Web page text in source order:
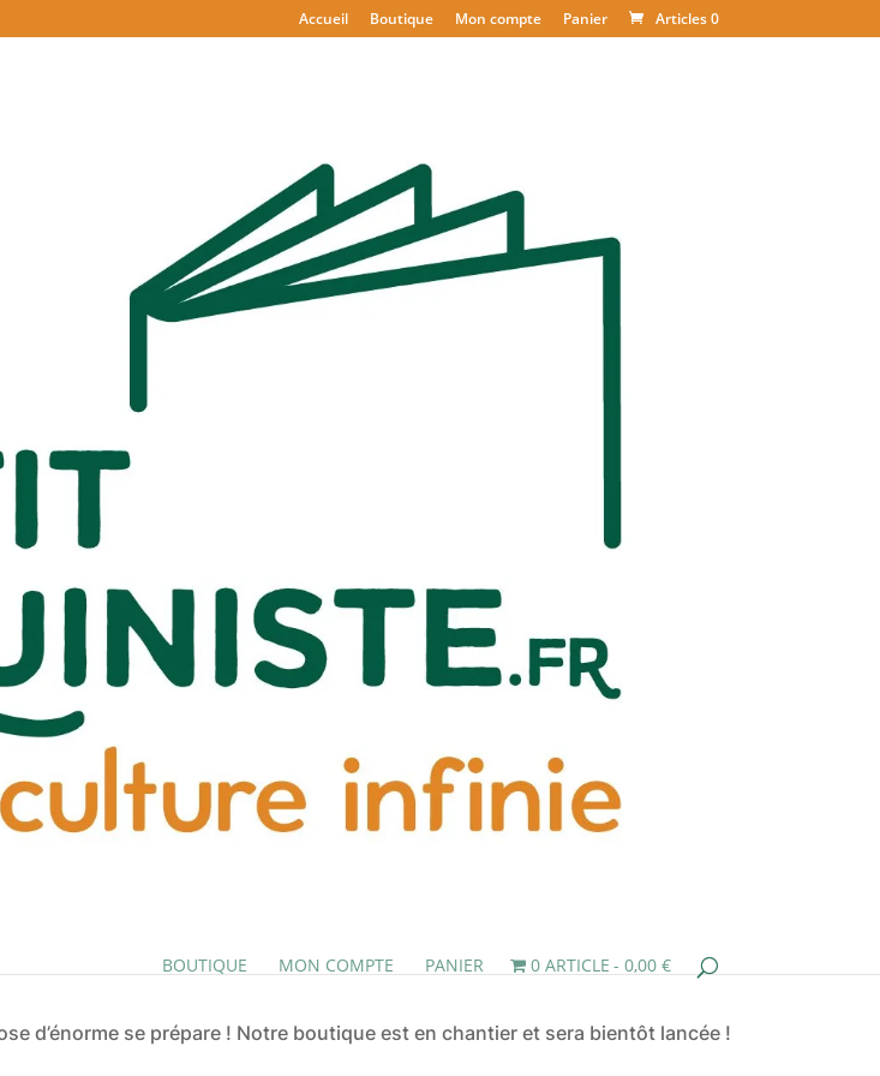
Accueil Boutique Mon compte Panier Articles 0
BOUTIQUE MON COMPTE PANIER 0 ARTICLE 0,00 €
d’énorme se prépare ! Notre boutique est en chantier et sera bientôt lancée !